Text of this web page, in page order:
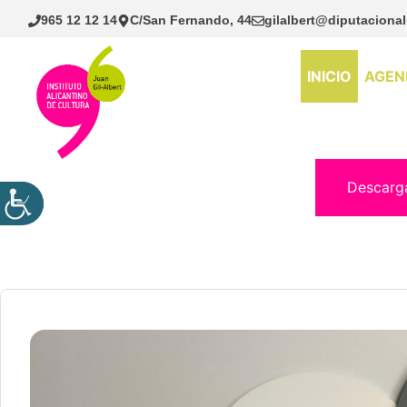
Saltar
965 12 12 14 C/San Fernando, 44
INICIO